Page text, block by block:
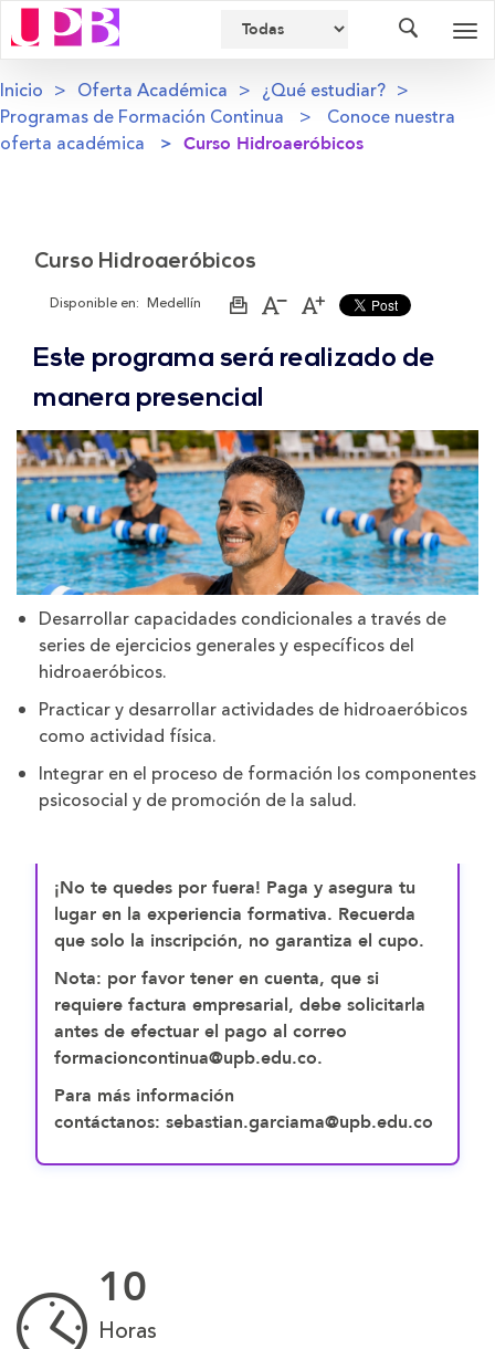
Inicio Oferta Académica
¿Qué estudiar?
Programas de Formación Continua
Conoce nuestra
oferta académica
Curso Hidroaeróbicos
Curso Hidroaeróbicos
Disponible en: Medellín
ImprimirAumentar
de
Disminuir
de
Este programa será realizado de
manera presencial
Desarrollar capacidades condicionales a través de
series de ejercicios generales y específicos del
hidroaeróbicos.
Practicar y desarrollar actividades de hidroaeróbicos
como actividad física.
Integrar en el proceso de formación los componentes
psicosocial y de promoción de la salud.
¡No te quedes por fuera! Paga y asegura tu
lugar en la experiencia formativa. Recuerda
que solo la inscripción, no garantiza el cupo.
Nota: por favor tener en cuenta, que si
requiere factura empresarial, debe solicitarla
antes de efectuar el pago al correo
formacioncontinua@upb.edu.co.
Para más información
contáctanos: sebastian.garciama@upb.edu.co
10
Horas